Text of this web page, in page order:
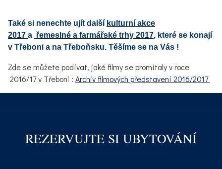
Také si nenechte ujít další kulturní akce
2017 a řemeslné a farmářské trhy 2017, které se konají
v Třeboni a na Třeboňsku. Těšíme se na Vás !
Zde se můžete podívat, jaké filmy se promítaly v roce
2016/17 v Třeboni : Archiv filmových představení 2016/2017
REZERVUJTE SI UBYTOVÁNÍ